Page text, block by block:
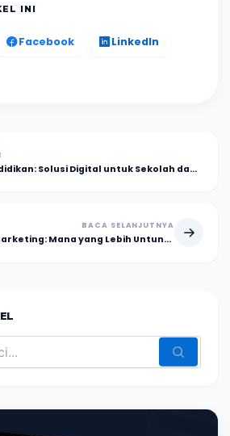
INI
Facebook LinkedIn
CMS untuk Pendidikan: Solusi Digital untuk Sekolah dan Kampus
BACA SELANJUTNYA
Paid Ads vs Organic Marketing: Mana yang Lebih Untung?